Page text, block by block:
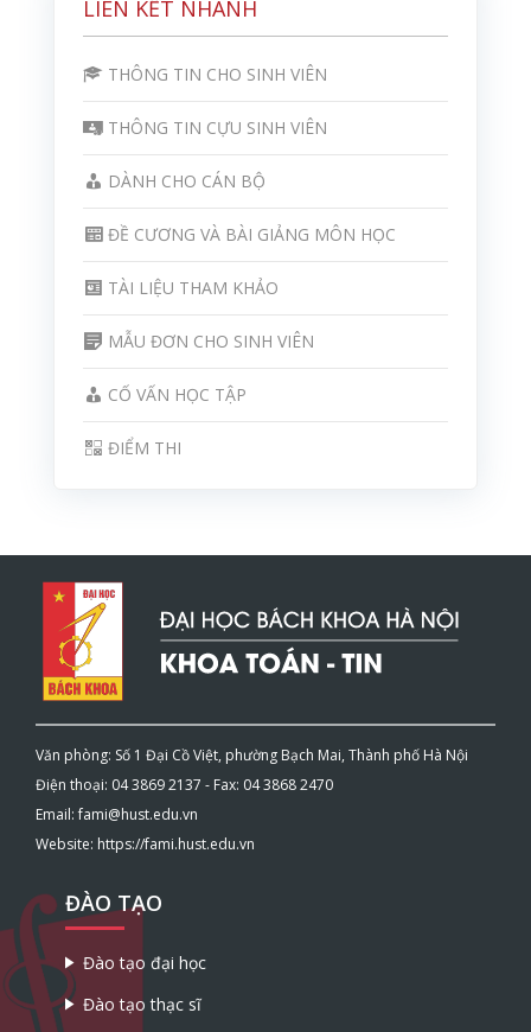
LIÊN KẾT NHANH
THÔNG TIN CHO SINH VIÊN
THÔNG TIN CỰU SINH VIÊN
DÀNH CHO CÁN BỘ
ĐỀ CƯƠNG VÀ BÀI GIẢNG MÔN HỌC
TÀI LIỆU THAM KHẢO
MẪU ĐƠN CHO SINH VIÊN
CỐ VẤN HỌC TẬP
ĐIỂM THI
Văn phòng: Số 1 Đại Cồ Việt, phường Bạch Mai, Thành phố Hà Nội
Điện thoại: 04 3869 2137 - Fax: 04 3868 2470
Email: fami@hust.edu.vn
Website: https://fami.hust.edu.vn
ĐÀO TẠO
Đào tạo đại học
Đào tạo thạc sĩ